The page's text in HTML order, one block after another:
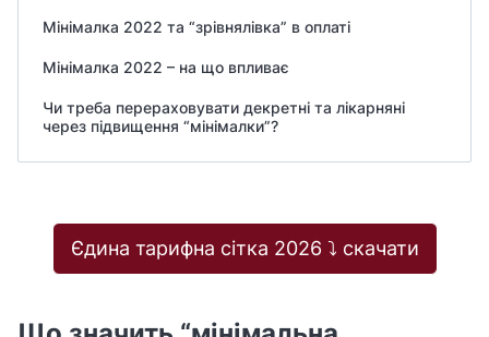
Мінімалка 2022 та “зрівнялівка” в оплаті
Мінімалка 2022 – на що впливає
Чи треба перераховувати декретні та лікарняні
через підвищення “мінімалки”?
Єдина тарифна сітка 2026 ⤵️ скачати